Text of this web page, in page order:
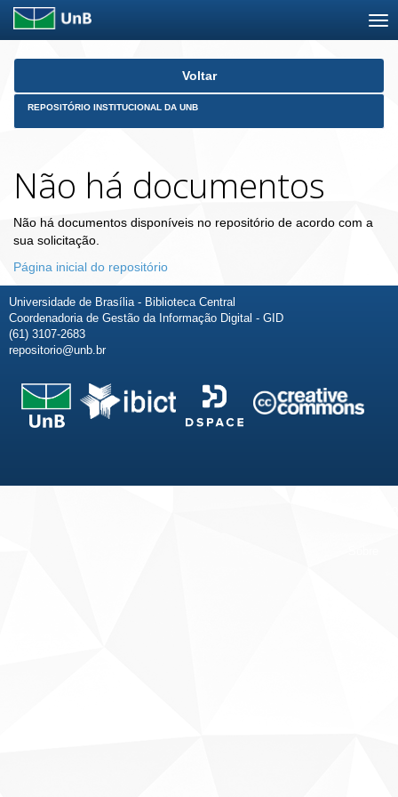
Skip
Voltar
REPOSITÓRIO INSTITUCIONAL DA UNB
Não há documentos
Não há documentos disponíveis no repositório de acordo com a
sua solicitação.
Página inicial do repositório
Universidade de Brasília - Biblioteca Central
Coordenadoria de Gestão da Informação Digital - GID
(61) 3107-2683
repositorio@unb.br